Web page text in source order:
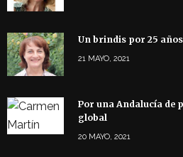
Un brindis por 25
21 MAYO, 2021
Por una Andalucía de
global
20 MAYO, 2021